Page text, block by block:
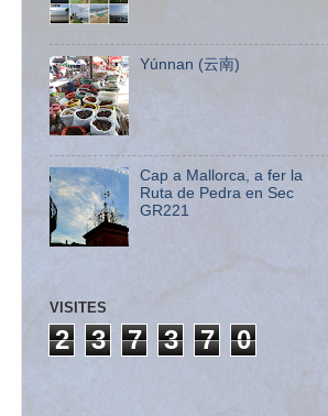
Yúnnan (云南)
Cap a Mallorca, a fer la
Ruta de Pedra en Sec
GR221
VISITES
2 3 7 3 7 0